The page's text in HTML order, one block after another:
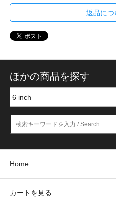
返品につ
ほかの商品を探す
Home
カートを見る